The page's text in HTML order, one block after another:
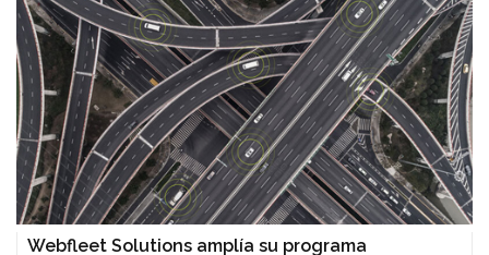
Webfleet Solutions amplía su programa